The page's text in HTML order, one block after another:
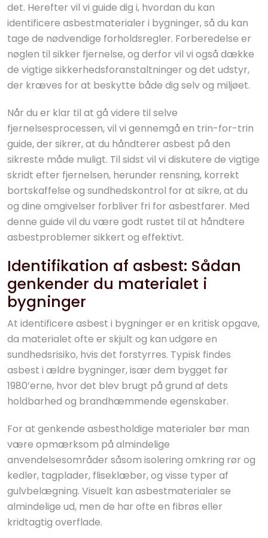
det. Herefter vil vi guide dig i, hvordan du kan
identificere asbestmaterialer i bygninger, så du kan
tage de nødvendige forholdsregler. Forberedelse er
nøglen til sikker fjernelse, og derfor vil vi også dække
de vigtige sikkerhedsforanstaltninger og det udstyr,
der kræves for at beskytte både dig selv og miljøet.
Når du er klar til at gå videre til selve
fjernelsesprocessen, vil vi gennemgå en trin-for-trin
guide, der sikrer, at du håndterer asbest på den
sikreste måde muligt. Til sidst vil vi diskutere de vigtige
skridt efter fjernelsen, herunder rensning, korrekt
bortskaffelse og sundhedskontrol for at sikre, at du
og dine omgivelser forbliver fri for asbestfarer. Med
denne guide vil du være godt rustet til at håndtere
asbestproblemer sikkert og effektivt.
Identifikation af asbest: Sådan
genkender du materialet i
bygninger
At identificere asbest i bygninger er en kritisk opgave,
da materialet ofte er skjult og kan udgøre en
sundhedsrisiko, hvis det forstyrres. Typisk findes
asbest i ældre bygninger, især dem bygget før
1980’erne, hvor det blev brugt på grund af dets
holdbarhed og brandhæmmende egenskaber.
For at genkende asbestholdige materialer bør man
være opmærksom på almindelige
anvendelsesområder såsom isolering omkring rør og
kedler, tagplader, fliseklæber, og visse typer af
gulvbelægning. Visuelt kan asbestmaterialer se
almindelige ud, men de har ofte en fibrøs eller
kridtagtig overflade.